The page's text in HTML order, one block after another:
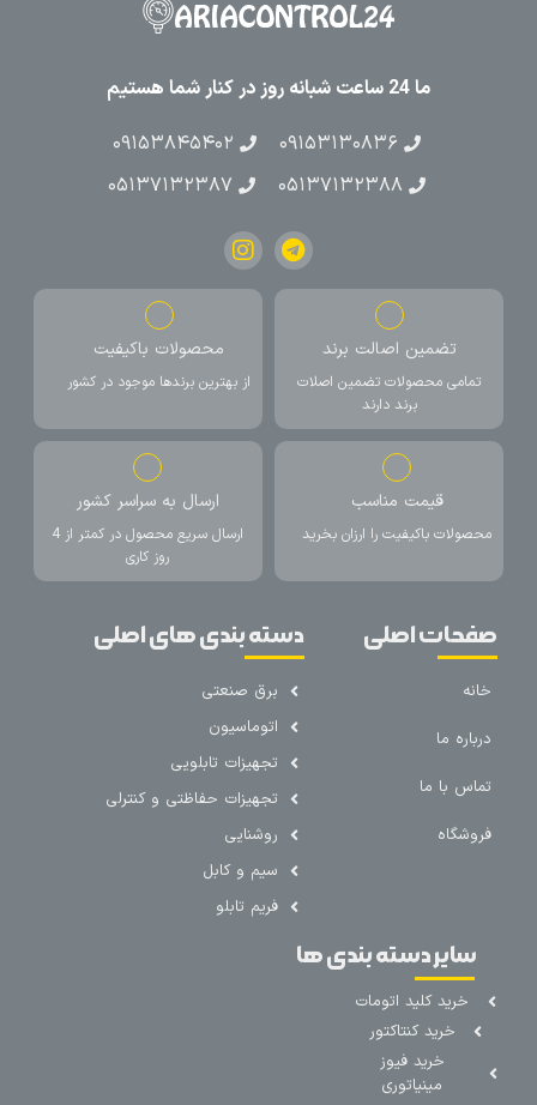
ما 24 ساعت شبانه روز در کنار شما هستیم
۰۹۱۵۳۱۳۰۸۳۶
۰۹۱۵۳۸۴۵۴۰۲
۰۵۱۳۷۱۳۲۳۸۸
۰۵۱۳۷۱۳۲۳۸۷
تضمین اصالت برند
تمامی محصولات تضمین اصلات
برند دارند
محصولات باکیفیت
از بهترین برندها موجود در کشور
قیمت مناسب
محصولات باکیفیت را ارزان بخرید
ارسال به سراسر کشور
ارسال سریع محصول در کمتر از 4
روز کاری
صفحات اصلی
خانه
درباره ما
تماس با ما
فروشگاه
دسته بندی های اصلی
برق صنعتی
اتوماسیون
تجهیزات تابلویی
تجهیزات حفاظتی و کنترلی
روشنایی
سیم و کابل
فریم تابلو
سایر دسته بندی ها
خرید کلید اتومات
خرید کنتاکتور
خرید فیوز
مینیاتوری